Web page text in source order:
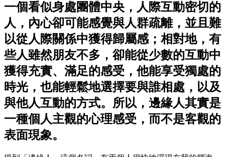
一個看似身處團體中央，人際互動密切的
人，內心卻可能感覺與人群疏離，並且難
以從人際關係中獲得歸屬感；相對地，有
些人雖然朋友不多，卻能從少數的互動中
獲得充實、滿足的感受，他能享受獨處的
時光，也能輕鬆地選擇要與誰相處，以及
與他人互動的方式。所以，邊緣人其實是
一種個人主觀的心理感受，而不是客觀的
表面現象。